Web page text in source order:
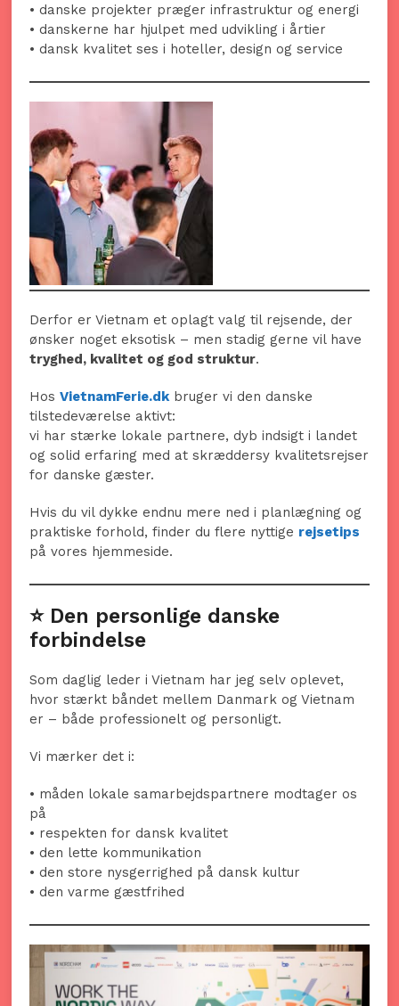
• danske projekter præger infrastruktur og energi
• danskerne har hjulpet med udvikling i årtier
• dansk kvalitet ses i hoteller, design og service
Derfor er Vietnam et oplagt valg til rejsende, der
ønsker noget eksotisk – men stadig gerne vil have
tryghed, kvalitet og god struktur.
HosVietnamFerie.dkbruger vi den danske
tilstedeværelse aktivt:
vi har stærke lokale partnere, dyb indsigt i landet
og solid erfaring med at skræddersy kvalitetsrejser
for danske gæster.
Hvis du vil dykke endnu mere ned i planlægning og
praktiske forhold, finder du flere nyttige rejsetips
på vores hjemmeside.
⭐ Den personlige danske
forbindelse
Som daglig leder i Vietnam har jeg selv oplevet,
hvor stærkt båndet mellem Danmark og Vietnam
er – både professionelt og personligt.
Vi mærker det i:
• måden lokale samarbejdspartnere modtager os
på
• respekten for dansk kvalitet
• den lette kommunikation
• den store nysgerrighed på dansk kultur
• den varme gæstfrihed